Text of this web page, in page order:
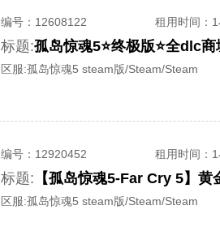
编号： 12608122 租用时间 ：
标题:孤岛惊魂5⭐终极版⭐全dlc
区服:孤岛惊魂5 steam版/Steam/Steam
编号： 12920452 租用时间 ：
标题: 【孤岛惊魂5-Far Cry 5】
区服:孤岛惊魂5 steam版/Steam/Steam